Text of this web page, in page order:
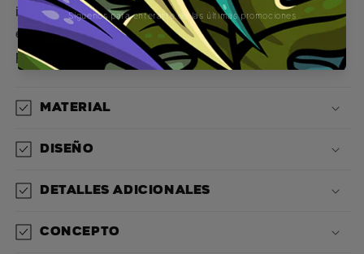
inspirado en el famoso spot de skate MACBA,
esta prenda refleja actitud, creatividad y
pasión por la cultura callejera.
Material
Diseño
Detalles adicionales
Concepto